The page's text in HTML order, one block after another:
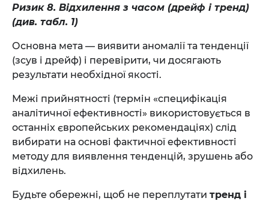
Ризик 8. Відхилення з часом (дрейф і тренд)
(див. табл. 1)
Основна мета — виявити аномалії та тенденції
(зсув і дрейф) і перевірити, чи досягають
результати необхідної якості.
Межі прийнятності (термін «специфікація
аналітичної ефективності» використовується в
останніх європейських рекомендаціях) слід
вибирати на основі фактичної ефективності
методу для виявлення тенденцій, зрушень або
відхилень.
Будьте обережні, щоб не переплутати тренд і